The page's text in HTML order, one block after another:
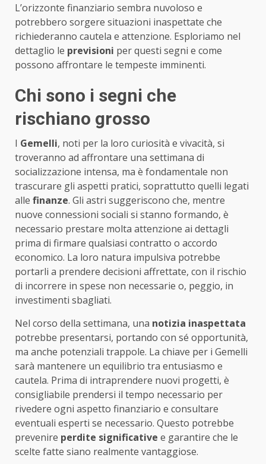
L’orizzonte finanziario sembra nuvoloso e
potrebbero sorgere situazioni inaspettate che
richiederanno cautela e attenzione. Esploriamo nel
dettaglio le previsioni per questi segni e come
possono affrontare le tempeste imminenti.
Chi sono i segni che
rischiano grosso
I Gemelli, noti per la loro curiosità e vivacità, si
troveranno ad affrontare una settimana di
socializzazione intensa, ma è fondamentale non
trascurare gli aspetti pratici, soprattutto quelli legati
alle finanze. Gli astri suggeriscono che, mentre
nuove connessioni sociali si stanno formando, è
necessario prestare molta attenzione ai dettagli
prima di firmare qualsiasi contratto o accordo
economico. La loro natura impulsiva potrebbe
portarli a prendere decisioni affrettate, con il rischio
di incorrere in spese non necessarie o, peggio, in
investimenti sbagliati.
Nel corso della settimana, una notizia inaspettata
potrebbe presentarsi, portando con sé opportunità,
ma anche potenziali trappole. La chiave per i Gemelli
sarà mantenere un equilibrio tra entusiasmo e
cautela. Prima di intraprendere nuovi progetti, è
consigliabile prendersi il tempo necessario per
rivedere ogni aspetto finanziario e consultare
eventuali esperti se necessario. Questo potrebbe
prevenire perdite significative e garantire che le
scelte fatte siano realmente vantaggiose.